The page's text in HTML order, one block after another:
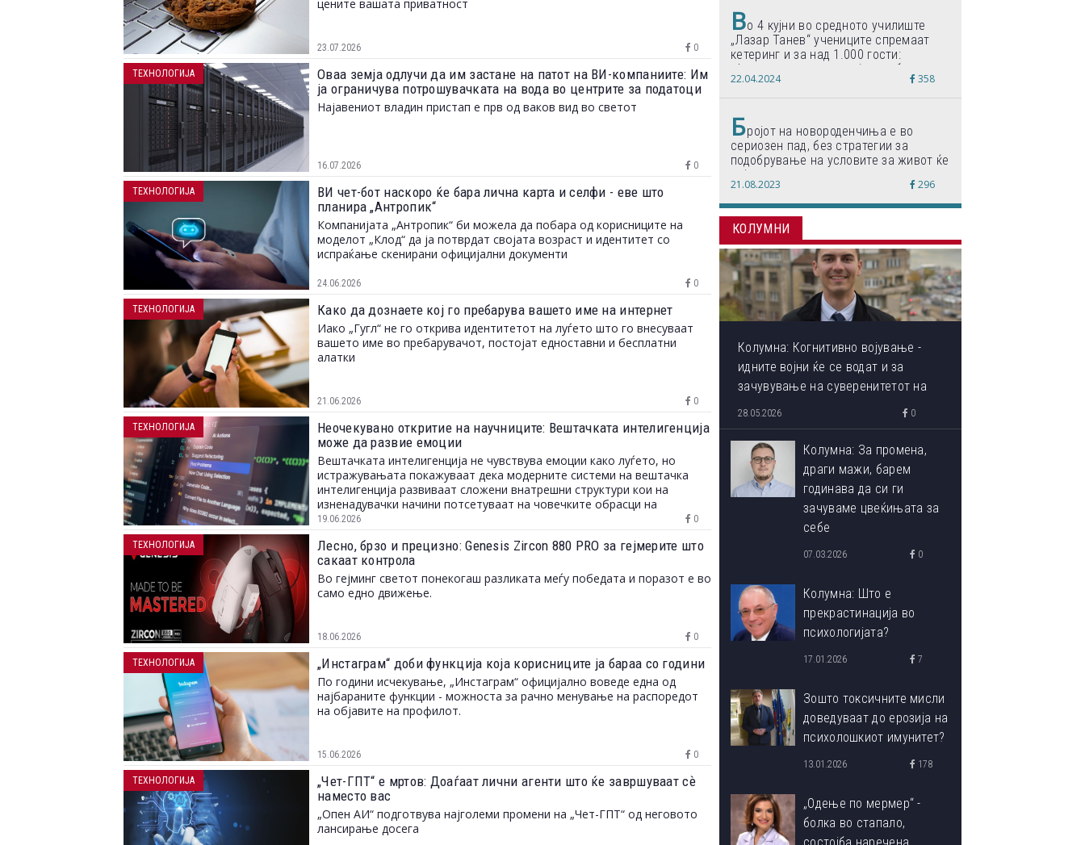
цените вашата приватност
23.07.2026 0
Оваа земја одлучи да им застане на патот на ВИ-компаниите: Им
ја ограничува потрошувачката на вода во центрите за податоци
Најавениот владин пристап е прв од ваков вид во светот
16.07.2026 0
ТЕХНОЛОГИЈА
ВИ чет-бот наскоро ќе бара лична карта и селфи - еве што
планира „Антропик“
Компанијата „Антропик“ би можела да побара од корисниците на
моделот „Клод“ да ја потврдат својата возраст и идентитет со
испраќање скенирани официјални документи
24.06.2026 0
ТЕХНОЛОГИЈА
Како да дознаете кој го пребарува вашето име на интернет
Иако „Гугл“ не го открива идентитетот на луѓето што го внесуваат
вашето име во пребарувачот, постојат едноставни и бесплатни
алатки
21.06.2026 0
ТЕХНОЛОГИЈА
Неочекувано откритие на научниците: Вештачката интелигенција
може да развие емоции
Вештачката интелигенција не чувствува емоции како луѓето, но
истражувањата покажуваат дека модерните системи на вештачка
интелигенција развиваат сложени внатрешни структури кои на
изненадувачки начини потсетуваат на човечките обрасци на
размислување и однесување.
19.06.2026 0
ТЕХНОЛОГИЈА
Лесно, брзо и прецизно: Genesis Zircon 880 PRO за гејмерите што
сакаат контрола
Во гејминг светот понекогаш разликата меѓу победата и поразот е во
само едно движење.
18.06.2026 0
ТЕХНОЛОГИЈА
„Инстаграм“ доби функција која корисниците ја бараа со години
По години исчекување, „Инстаграм“ официјално воведе една од
најбараните функции - можноста за рачно менување на распоредот
на објавите на профилот.
15.06.2026 0
ТЕХНОЛОГИЈА
„Чет-ГПТ“ е мртов: Доаѓаат лични агенти што ќе завршуваат сѐ
наместо вас
„Опен АИ“ подготвува најголеми промени на „Чет-ГПТ“ од неговото
лансирање досега
ТЕХНОЛОГИЈА
Во 4 кујни во средното училиште
„Лазар Танев“ учениците спремаат
кетеринг и за над 1.000 гости:
„Формиравме компанија и работиме
по светски стандарди“
22.04.2024 358
Бројот на новороденчиња е во
сериозен пад, без стратегии за
подобрување на условите за живот ќе
дојде до затворање на училишта,
предупредуваат експертите
21.08.2023 296
КОЛУМНИ
Колумна: Когнитивно војување -
идните војни ќе се водат и за
зачувување на суверенитетот на
сопствениот ум
28.05.2026 0
Колумна: За промена,
драги мажи, барем
годинава да си ги
зачуваме цвеќињата за
себе
07.03.2026 0
Колумна: Што е
прекрастинација во
психологијата?
17.01.2026 7
Зошто токсичните мисли
доведуваат до ерозија на
психолошкиот имунитет?
13.01.2026 178
„Одење по мермер“ -
болка во стапало,